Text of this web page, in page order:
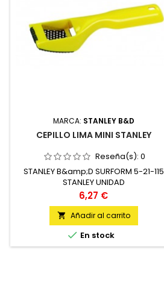
MARCA: STANLEY B&D
CEPILLO LIMA MINI STANLEY
Reseña(s): 0
STANLEY B&amp;D SURFORM 5-21-115
STANLEY UNIDAD
Precio
6,27 €
 Añadir al carrito
 En stock